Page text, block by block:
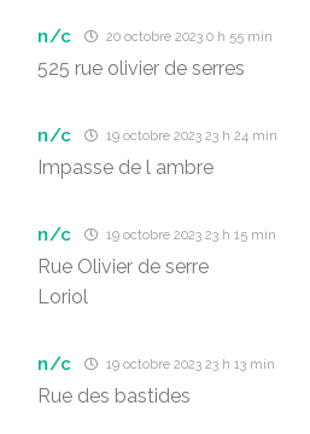
n/c 20 octobre 2023 0 h 55 min
525 rue olivier de serres
n/c 19 octobre 2023 23 h 24 min
Impasse de l ambre
n/c 19 octobre 2023 23 h 15 min
Rue Olivier de serre
Loriol
n/c 19 octobre 2023 23 h 13 min
Rue des bastides